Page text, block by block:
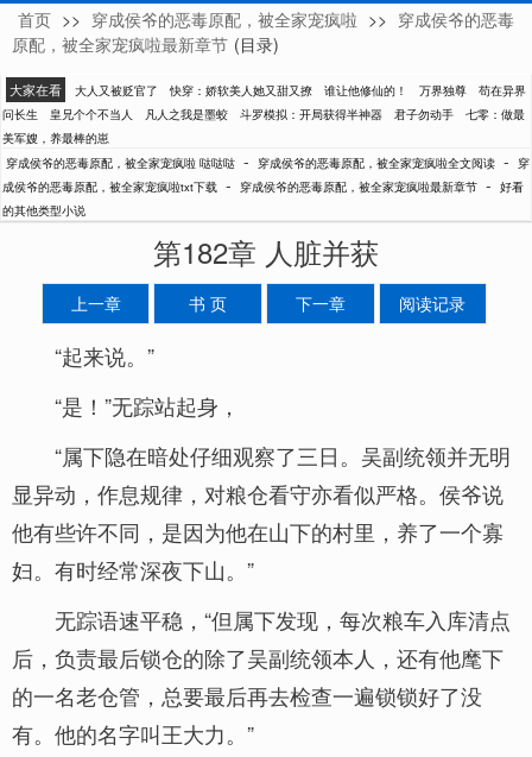
哒哒哒
首页 >> 穿成侯爷的恶毒原配，被全家宠疯啦 >> 穿成侯爷的恶毒
原配，被全家宠疯啦最新章节 (目录)
大家在看 大人又被贬官了 快穿：娇软美人她又甜又撩 谁让他修仙的！ 万界独尊
苟在异界
问长生
皇兄个个不当人 凡人之我是墨蛟 斗罗模拟：开局获得半神器 君子勿动手
七零：做最
美军嫂，养最棒的崽
穿成侯爷的恶毒原配，被全家宠疯啦 哒哒哒 - 穿成侯爷的恶毒原配，被全家宠疯啦全文阅读 -
穿
成侯爷的恶毒原配，被全家宠疯啦txt下载 - 穿成侯爷的恶毒原配，被全家宠疯啦最新章节 - 好看
的其他类型小说
第182章 人脏并获
上一章 书 页 下一章 阅读记录
“起来说。”
“是！”无踪站起身，
“属下隐在暗处仔细观察了三日。吴副统领并无明
显异动，作息规律，对粮仓看守亦看似严格。侯爷说
他有些许不同，是因为他在山下的村里，养了一个寡
妇。有时经常深夜下山。”
无踪语速平稳，“但属下发现，每次粮车入库清点
后，负责最后锁仓的除了吴副统领本人，还有他麾下
的一名老仓管，总要最后再去检查一遍锁锁好了没
有。他的名字叫王大力。”